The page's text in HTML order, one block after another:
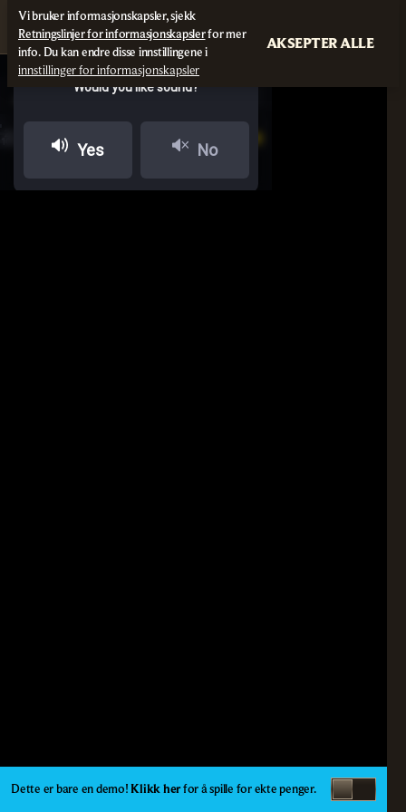
Dette er bare en demo! Klikk herfor å spille for ekte penger.
Vi bruker informasjonskapsler, sjekk
Retningslinjer for informasjonskapslerfor mer
info. Du kan endre disse innstillingene i
innstillinger for informasjonskapsler
AKSEPTER ALLE